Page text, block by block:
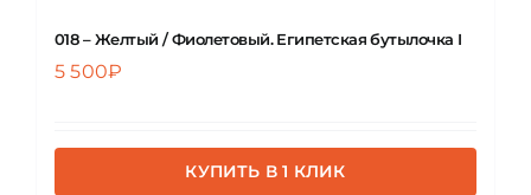
ПОЛНЫЕ КОМПЛЕКТЫ
УСЛУГИ
018 – Желтый / Фиолетовый. Египетская бутылочка I
5 500₽
КУПИТЬ В 1 КЛИК